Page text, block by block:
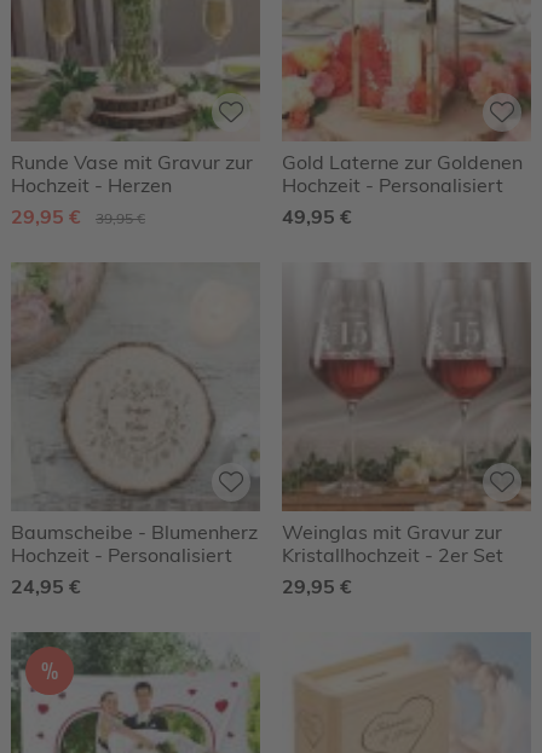
Runde Vase mit Gravur zur
Hochzeit - Herzen
29,95 €
39,95 €
Gold Laterne zur Goldenen
Hochzeit - Personalisiert
49,95 €
Baumscheibe - Blumenherz
Hochzeit - Personalisiert
24,95 €
Weinglas mit Gravur zur
Kristallhochzeit - 2er Set
29,95 €
%